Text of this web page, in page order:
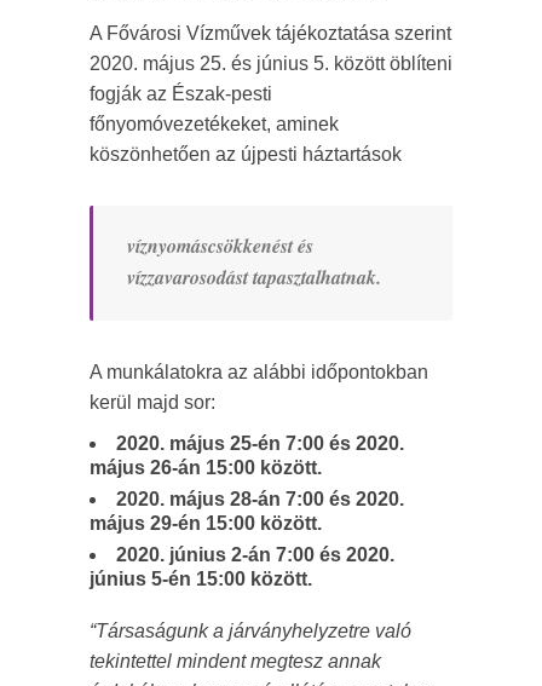
A Fővárosi Vízművek tájékoztatása szerint
2020. május 25. és június 5. között öblíteni
fogják az Észak-pesti
főnyomóvezetékeket, aminek
köszönhetően az újpesti háztartások
víznyomáscsökkenést és
vízzavarosodást tapasztalhatnak.
A munkálatokra az alábbi időpontokban
kerül majd sor:
2020. május 25-én 7:00 és 2020.
május 26-án 15:00 között.
2020. május 28-án 7:00 és 2020.
május 29-én 15:00 között.
2020. június 2-án 7:00 és 2020.
június 5-én 15:00 között.
“Társaságunk a járványhelyzetre való
tekintettel mindent megtesz annak